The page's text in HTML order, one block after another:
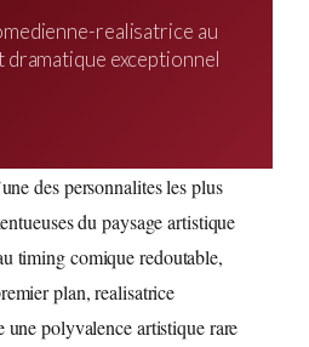
realisatrice au
dramatique exceptionnel
des personnalites les plus
du paysage artistique
timing comique redoutable,
plan, realisatrice
une polyvalence artistique rare